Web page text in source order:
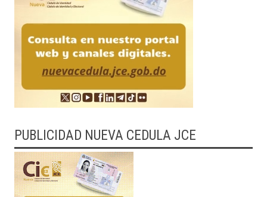
PUBLICIDAD NUEVA CEDULA JCE